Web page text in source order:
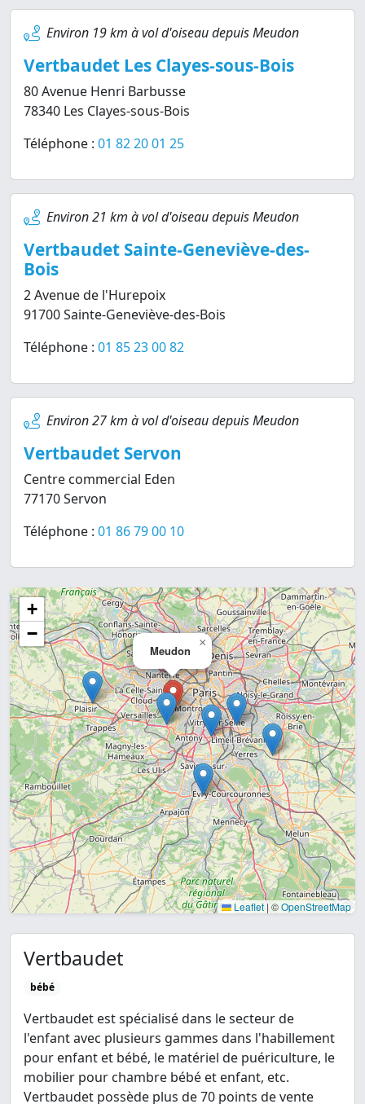
Environ 19 km à vol d'oiseau depuis Meudon
Vertbaudet Les Clayes-sous-Bois
80 Avenue Henri Barbusse
78340 Les Clayes-sous-Bois
Téléphone : 01 82 20 01 25
Environ 21 km à vol d'oiseau depuis Meudon
Vertbaudet Sainte-Geneviève-des-
Bois
2 Avenue de l'Hurepoix
91700 Sainte-Geneviève-des-Bois
Téléphone : 01 85 23 00 82
Environ 27 km à vol d'oiseau depuis Meudon
Vertbaudet Servon
Centre commercial Eden
77170 Servon
Téléphone : 01 86 79 00 10
Meudon
×
+
−
Leaflet| ©OpenStreetMap
Vertbaudet
bébé
Vertbaudet est spécialisé dans le secteur de
l'enfant avec plusieurs gammes dans l'habillement
pour enfant et bébé, le matériel de puériculture, le
mobilier pour chambre bébé et enfant, etc.
Vertbaudet possède plus de 70 points de vente